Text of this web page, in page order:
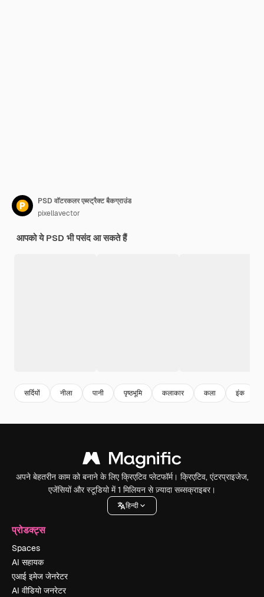
PSD वॉटरकलर एब्स्ट्रैक्ट बैकग्राउंड
pixellavector
आपको ये PSD भी पसंद आ सकते हैं
सर्दियों नीला पानी पृष्ठभूमि कलाकार कला इंक
अपने बेहतरीन काम को बनाने के लिए क्रिएटिव प्लेटफॉर्म। क्रिएटिव, एंटरप्राइजेज,
एजेंसियों और स्टूडियो में 1 मिलियन से ज़्यादा सब्सक्राइबर।
हिन्दी
प्रोडक्ट्स
Spaces
AI सहायक
एआई इमेज जेनरेटर
AI वीडियो जनरेटर